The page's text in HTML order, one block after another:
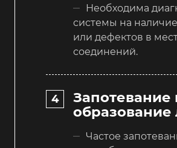
Необходима
системы на
или дефектов в
соединений.
Запотевание
образование
Частое